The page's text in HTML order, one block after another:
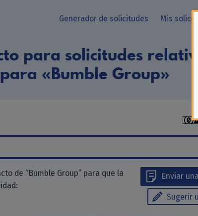
Generador de solicitudes Mis
para solicitudes
«Bumble Group»
Enviar
Sugerir
de “Bumble Group” para que la